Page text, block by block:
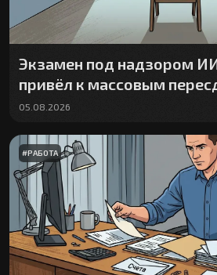
Экзамен под надзором
привёл к массовым
05.08.2026
#РАБОТА